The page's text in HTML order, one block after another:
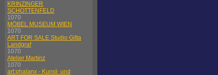
KRINZINGER
SCHOTTENFELD
1070
MÖBEL MUSEUM WIEN
1070
ART FOR SALE Studio Gitta
Landgraf
1070
Atelier Martinz
1070
art:phalanx - Kunst- und